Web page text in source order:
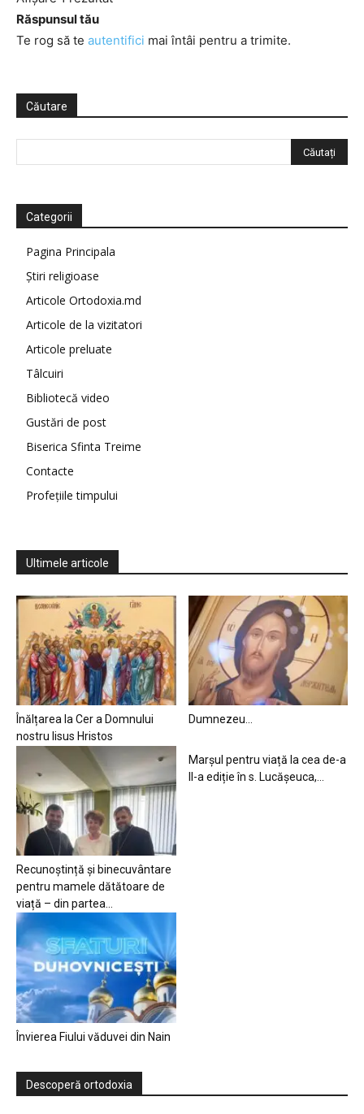
Răspunsul tău
Te rog să te autentifici mai întâi pentru a trimite.
Căutare
Categorii
Pagina Principala
Știri religioase
Articole Ortodoxia.md
Articole de la vizitatori
Articole preluate
Tâlcuiri
Bibliotecă video
Gustări de post
Biserica Sfinta Treime
Contacte
Profețiile timpului
Ultimele articole
Înălțarea la Cer a Domnului
nostru Iisus Hristos
Dumnezeu…
Recunoștință și binecuvântare
pentru mamele dătătoare de
viață – din partea...
Marșul pentru viață la cea de-a
II-a ediție în s. Lucășeuca,...
Învierea Fiului văduvei din Nain
Descoperă ortodoxia